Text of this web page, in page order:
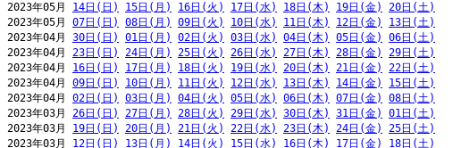
2023年05月 14日(日) 15日(月) 16日(火) 17日(水) 18日(木) 19日(金)
20日(土)
2023年05月 07日(日) 08日(月) 09日(火) 10日(水) 11日(木) 12日(金)
13日(土)
2023年04月 30日(日) 01日(月) 02日(火) 03日(水) 04日(木) 05日(金)
06日(土)
2023年04月 23日(日) 24日(月) 25日(火) 26日(水) 27日(木) 28日(金)
29日(土)
2023年04月 16日(日) 17日(月) 18日(火) 19日(水) 20日(木) 21日(金)
22日(土)
2023年04月 09日(日) 10日(月) 11日(火) 12日(水) 13日(木) 14日(金)
15日(土)
2023年04月 02日(日) 03日(月) 04日(火) 05日(水) 06日(木) 07日(金)
08日(土)
2023年03月 26日(日) 27日(月) 28日(火) 29日(水) 30日(木) 31日(金)
01日(土)
2023年03月 19日(日) 20日(月) 21日(火) 22日(水) 23日(木) 24日(金)
25日(土)
2023年03月 12日(日) 13日(月) 14日(火) 15日(水) 16日(木) 17日(金) 18日(土)